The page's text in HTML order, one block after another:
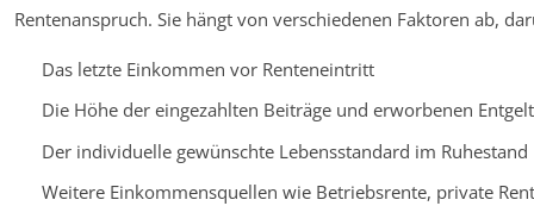
Rentenanspruch. Sie hängt von verschiedenen Faktoren ab,
Das letzte Einkommen vor Renteneintritt
Die Höhe der eingezahlten Beiträge und erworbenen
Der individuelle gewünschte Lebensstandard im Ruhestand
Weitere Einkommensquellen wie Betriebsrente, private